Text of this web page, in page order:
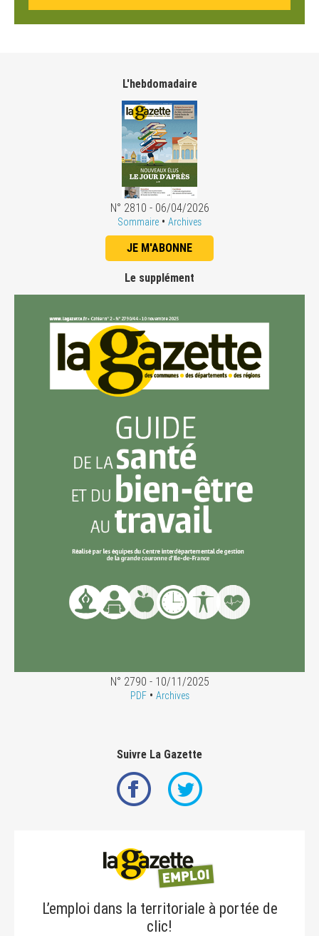
L'hebdomadaire
N° 2810 - 06/04/2026
Sommaire • Archives
JE M'ABONNE
Le supplément
N° 2790 - 10/11/2025
PDF• Archives
Suivre La Gazette
L’emploi dans la territoriale à portée de
clic!